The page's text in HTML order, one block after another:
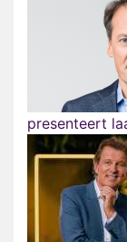
presenteert